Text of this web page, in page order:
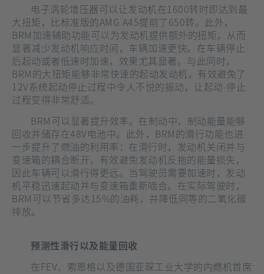
电子涡轮增压器可以让发动机在1600转时即达到最
大扭矩，比标准版的AMG A45提前了650转。此外，
BRM加速辅助功能可以为发动机提供额外的扭矩，从而
显著减少发动机响应时间，车辆加速更快。在车辆停止
后起动或者低速时加速，效果尤其显著。与此同时，
BRM的大扭矩能够非常快速的起动发动机，有效避免了
12V系统起动停止过程中令人不悦的振动，让起动-停止
过程变得非常舒适。
BRM可以显著提升效率。在制动中，制动能量能够
回收并储存在48V电池中。此外，BRM的滑行功能也进
一步提升了燃油的利用率：在滑行时，发动机关闭并与
变速箱的耦合断开，有效避免发动机反拖的能量损失，
因此车辆可以滑行得更远。当驾驶员需要加速时，发动
机平稳迅速起动并与变速箱重新啮合。在实际驾驶时，
BRM可以节省多达15%的油耗，并降低同等的二氧化碳
排放。
预测性滑行以及能量回收
在FEV、索恩格以及德国亚琛工业大学的内燃机首席